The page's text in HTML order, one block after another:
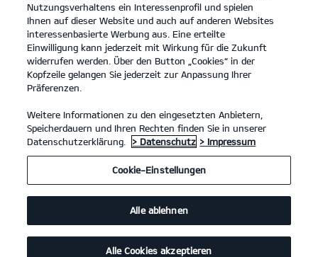
PREISLISTE
Abmessungen
Nutzungsverhaltens ein Interessenprofil und spielen
Ihnen auf dieser Website und auch auf anderen Websites
interessenbasierte Werbung aus. Eine erteilte
Einwilligung kann jederzeit mit Wirkung für die Zukunft
widerrufen werden. Über den Button „Cookies“ in der
Kopfzeile gelangen Sie jederzeit zur Anpassung Ihrer
Präferenzen.
Weitere Informationen zu den eingesetzten Anbietern,
Speicherdauern und Ihren Rechten finden Sie in unserer
Datenschutzerklärung.
> Datenschutz > Impressum
Cookie-Einstellungen
Alle ablehnen
Alle Cookies akzeptieren